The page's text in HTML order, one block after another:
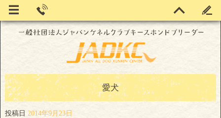
愛犬
投稿日 2014年9月23日